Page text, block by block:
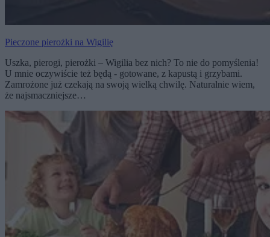
Pieczone pierożki na Wigilię
Uszka, pierogi, pierożki – Wigilia bez nich? To nie do pomyślenia!
U mnie oczywiście też będą - gotowane, z kapustą i grzybami.
Zamrożone już czekają na swoją wielką chwilę. Naturalnie wiem,
że najsmaczniejsze…